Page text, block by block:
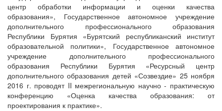
центр обработки информации и оценки качества
образования», Государственное автономное учреждение
дополнительного профессионального образования
Республики Бурятия «Бурятский республиканский институт
образовательной политики», Государственное автономное
учреждение дополнительного профессионального
образования Республики Бурятия «Ресурсный центр
дополнительного образования детей «Созвездие» 25 ноября
2016 г. проводят II межрегиональную научно - практическую
конференцию «Оценка качества образования: от
проектирования к практике».